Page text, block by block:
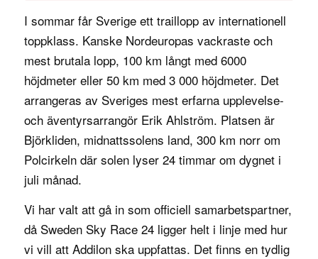
I sommar får Sverige ett traillopp av internationell
toppklass. Kanske Nordeuropas vackraste och
mest brutala lopp, 100 km långt med 6000
höjdmeter eller 50 km med 3 000 höjdmeter. Det
arrangeras av Sveriges mest erfarna upplevelse-
och äventyrsarrangör Erik Ahlström. Platsen är
Björkliden, midnattssolens land, 300 km norr om
Polcirkeln där solen lyser 24 timmar om dygnet i
juli månad.
Vi har valt att gå in som officiell samarbetspartner,
då Sweden Sky Race 24 ligger helt i linje med hur
vi vill att Addilon ska uppfattas. Det finns en tydlig